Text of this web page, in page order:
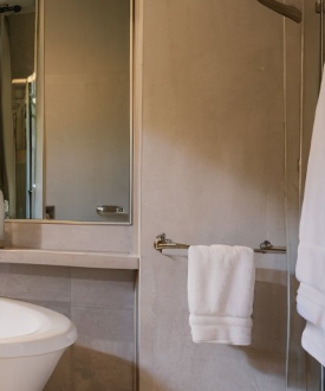
фабричными фасадами